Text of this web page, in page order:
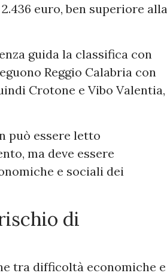
euro, ben superiore alla
guida la classifica con
Reggio Calabria con
Crotone e Vibo Valentia,
può essere letto
ma deve essere
e sociali dei
di
tra difficoltà economiche e